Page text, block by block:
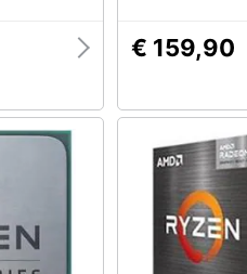
€ 159,90